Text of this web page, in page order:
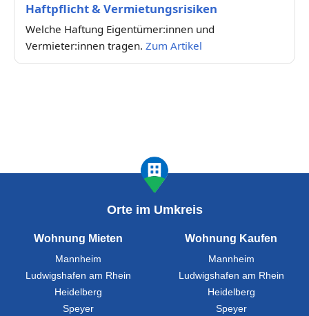
Haftpflicht & Vermietungsrisiken
Welche Haftung Eigentümer:innen und
Vermieter:innen tragen. Zum Artikel
Orte im Umkreis
Wohnung Mieten
Mannheim
Ludwigshafen am Rhein
Heidelberg
Speyer
Wohnung Kaufen
Mannheim
Ludwigshafen am Rhein
Heidelberg
Speyer